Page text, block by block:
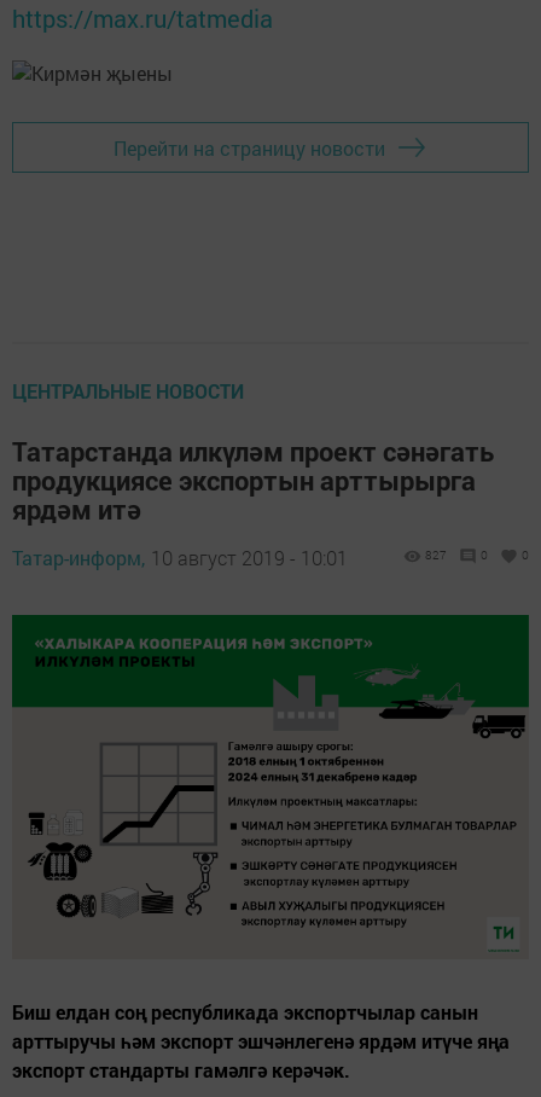
https://max.ru/tatmedia
Перейти на страницу новости
ЦЕНТРАЛЬНЫЕ НОВОСТИ
Татарстанда илкүләм проект сәнәгать
продукциясе экспортын арттырырга
ярдәм итә
Татар-информ, 10 август 2019 - 10:01 827 0 0
Биш елдан соң республикада экспортчылар санын
арттыручы һәм экспорт эшчәнлегенә ярдәм итүче яңа
экспорт стандарты гамәлгә керәчәк.